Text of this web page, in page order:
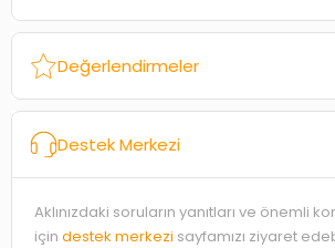
Değerlendirmeler
Destek Merkezi
Aklınızdaki soruların yanıtları ve önemli
için destek merkezi sayfamızı ziyaret